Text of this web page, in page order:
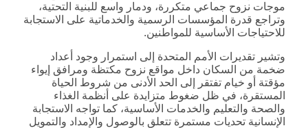
موجات نزوح جماعي متكررة، ودمار واسع للبنية التحتية،
وتراجع قدرة المؤسسات الرسمية والخدماتية على الاستجابة
للاحتياجات الأساسية للمواطنين.
وتشير تقديرات الأمم المتحدة إلى استمرار وجود أعداد
ضخمة من السكان داخل مواقع نزوح مكتظة ومرافق إيواء
مؤقتة أو خيام تفتقر إلى الحد الأدنى من شروط الحياة
المستقرة، في ظل ضغوط متزايدة على أنظمة الغذاء
والصحة والتعليم والخدمات الأساسية، كما تواجه الاستجابة
الإنسانية تحديات مستمرة تتعلق بالوصول والإمداد والتمويل